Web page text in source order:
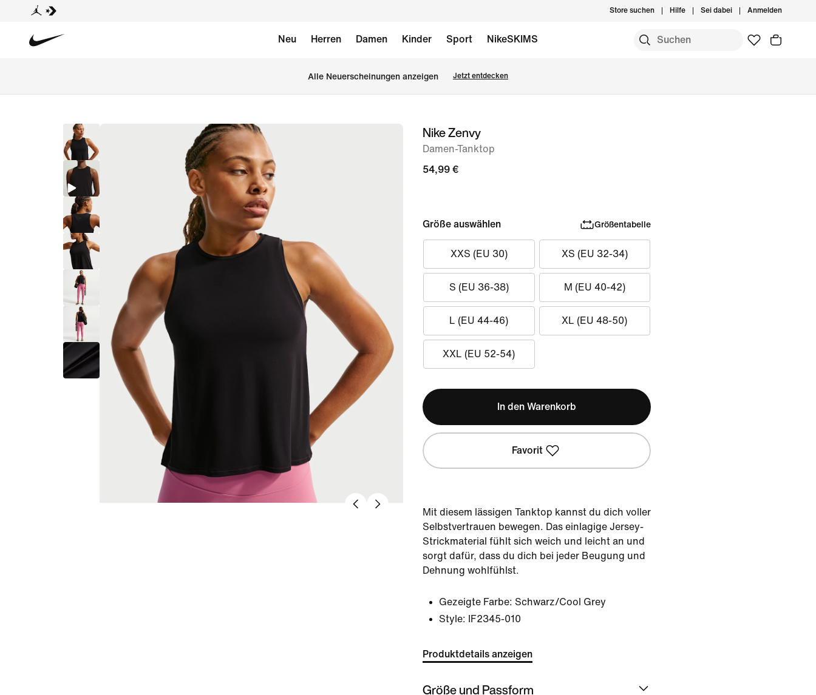
Store suchen Hilfe Sei dabei Anmelden
Neu Herren Damen Kinder Sport NikeSKIMS
Alle Neuerscheinungen anzeigen Jetzt entdecken
Bild 1Nike Zenvy
Damen-Tanktop
54,99 €
Größe auswählen Größentabelle
XXS (EU 30) XS (EU 32-34)
S (EU 36-38) M (EU 40-42)
L (EU 44-46) XL (EU 48-50)
XXL (EU 52-54)
In den Warenkorb
Favorit
Mit diesem lässigen Tanktop kannst du dich voller
Selbstvertrauen bewegen. Das einlagige Jersey-
Strickmaterial fühlt sich weich und leicht an und
sorgt dafür, dass du dich bei jeder Beugung und
Dehnung wohlfühlst.
Gezeigte Farbe: Schwarz/Cool Grey
Style:
IF2345-010
Produktdetails anzeigen
Größe und Passform